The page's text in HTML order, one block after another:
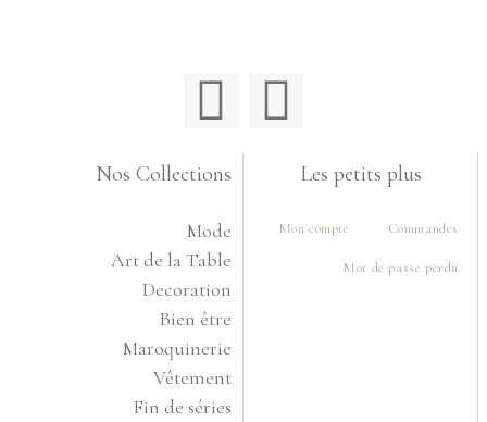
Nos Collections
Mode
Art de la Table
Decoration
Bien être
Maroquinerie
Vêtement
Fin de séries
Les petits plus
Mon compte Commandes
Mot de passe perdu